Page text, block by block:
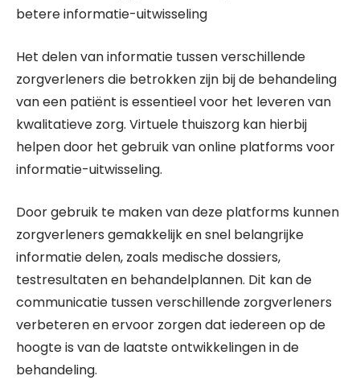
betere informatie-uitwisseling
Het delen van informatie tussen verschillende
zorgverleners die betrokken zijn bij de behandeling
van een patiënt is essentieel voor het leveren van
kwalitatieve zorg. Virtuele thuiszorg kan hierbij
helpen door het gebruik van online platforms voor
informatie-uitwisseling.
Door gebruik te maken van deze platforms kunnen
zorgverleners gemakkelijk en snel belangrijke
informatie delen, zoals medische dossiers,
testresultaten en behandelplannen. Dit kan de
communicatie tussen verschillende zorgverleners
verbeteren en ervoor zorgen dat iedereen op de
hoogte is van de laatste ontwikkelingen in de
behandeling.